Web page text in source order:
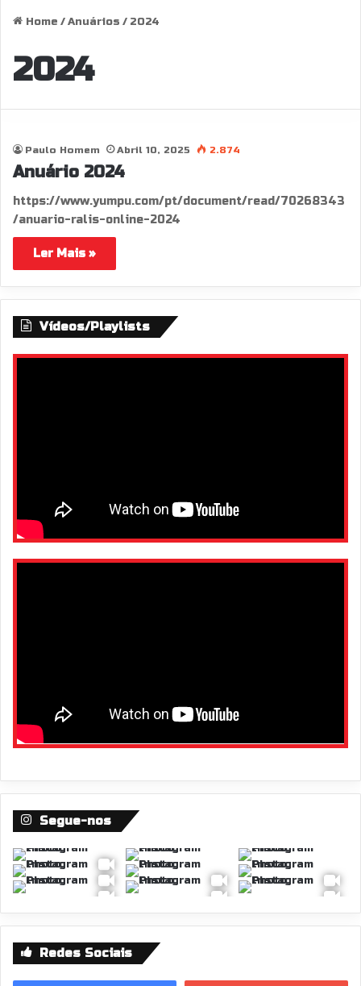
Home /Anuários / 2024
2024
Paulo Homem Abril 10, 2025 2.874
Anuário 2024
https://www.yumpu.com/pt/document/read/70268343
/anuario-ralis-online-2024
Ler Mais »
Vídeos/Playlists
Segue-nos
Redes Sociais